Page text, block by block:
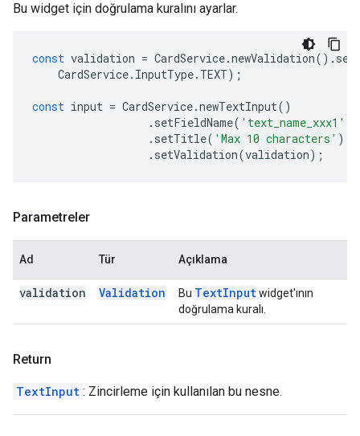
Bu widget için doğrulama kuralını ayarlar.
const validation = CardService.newValidation().
CardService. InputType. TEXT);
const input = CardService.newTextInput()
. setFieldName( 'text_name_xxx1'
. setTitle( 'Max 10 characters' )
. setValidation(validation);
Parametreler
Ad Tür Açıklama
validation Validation Bu TextInputwidget'ının
doğrulama kuralı.
Return
TextInput : Zincirleme için kullanılan bu nesne.